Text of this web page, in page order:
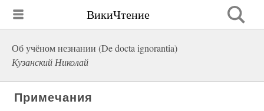
ВикиЧтение
Об учёном незнании (De docta ignorantia)
Кузанский Николай
Примечания